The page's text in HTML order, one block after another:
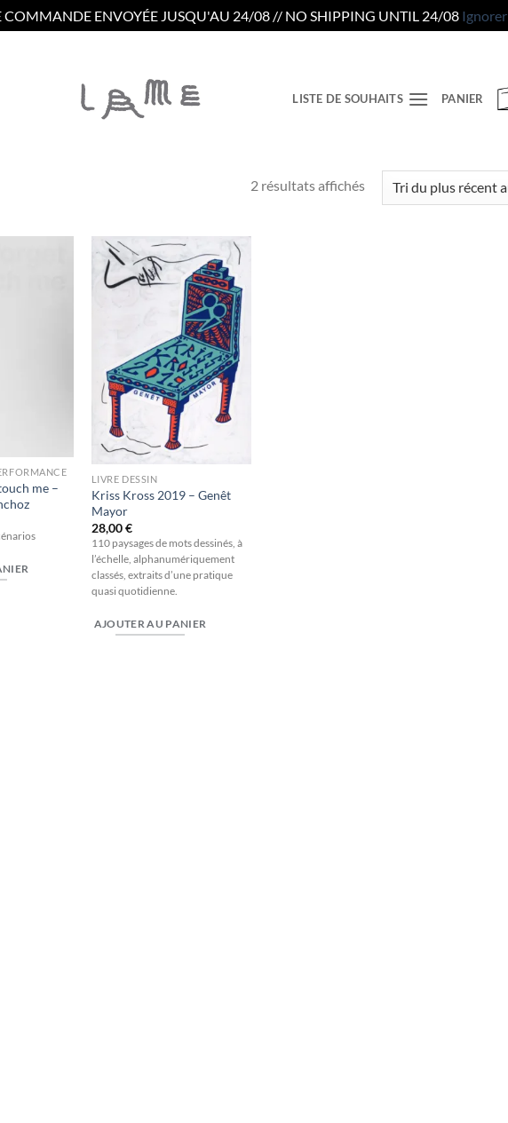
COMMANDE ENVOYÉE JUSQU'AU 24/08 // NO SHIPPING UNTIL 24/08 Ignorer
LISTE DE SOUHAITS PANIER
2 résultats affichésTrié
me –
Ajouter
à la
wishlist
LIVRE DESSIN
Kriss Kross 2019 – Genêt
Mayor
28,00€
110 paysages de mots dessinés, à
l’échelle, alphanumériquement
classés, extraits d’une pratique
quasi quotidienne.
AJOUTER AU PANIER